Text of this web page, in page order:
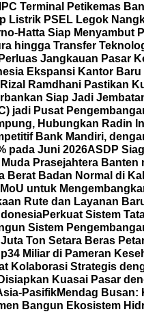
IPC Terminal Petikemas
Listrik PSEL Legok
Hatta Siap Menyambut
hingga Transfer
Jangkauan Pasar
Ekspansi Kantor Baru
Ramdhani Pastikan
Siap Jadi
jadi Pusat
Hubungkan Radin
Bank Mandiri,
pada Juni 2026ASDP
Prasejahtera Banten
Badan Normal di
untuk
Rute dan Layanan
Perkuat Sistem
Sistem
Ton Setara Beras
Miliar di Pameran
Kolaborasi Strategis
Kuasai Pasar
PasifikMendag Busan:
Bangun Ekosistem